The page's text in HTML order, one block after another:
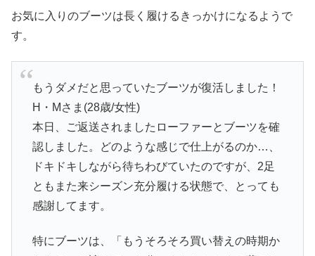
お気に入りのブーツは長く履けるきっかけになるようで
す。
もうダメだと思っていたブーツが復活しました！
H・Mさま(28歳/女性)
本日、ご返送されましたローファーとブーツを確
認しました。どのような感じで仕上がるのか…、
ドキドキしながら待ちわびていたのですが、2足
ともまた来シーズン充分履ける状態で、とっても
感謝してます。
特にブーツは、「もうそろそろ買い替えの時期か